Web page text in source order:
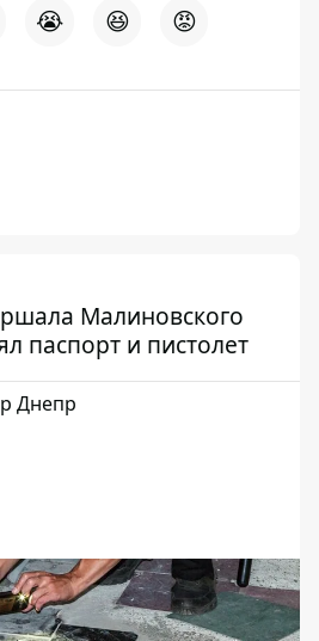
😭 😆 😡
Малиновского
паспорт и пистолет
Днепр